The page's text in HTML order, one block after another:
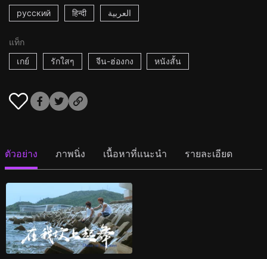
русский हिन्दी العربية
แท็ก
เกย์
รักใสๆ จีน-ฮ่องกง หนังสั้น
ตัวอย่าง ภาพนิ่ง เนื้อหาที่แนะนำ รายละเอียด